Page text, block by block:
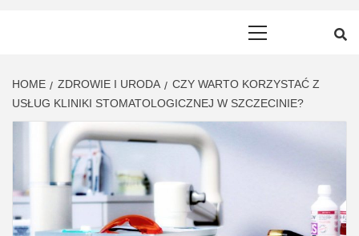
HOME ZDROWIE I URODA
CZY WARTO KORZYSTAĆ Z
USŁUG KLINIKI STOMATOLOGICZNEJ W SZCZECINIE?